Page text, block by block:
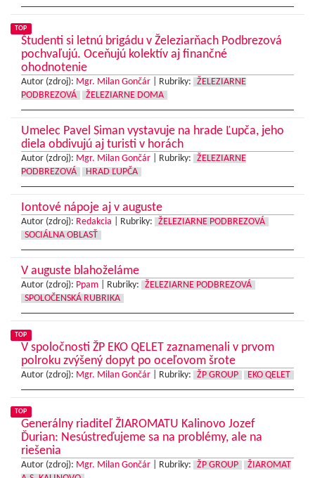
TOP
Študenti si letnú brigádu v Železiarňach Podbrezová
pochvaľujú. Oceňujú kolektív aj finančné
ohodnotenie
Autor (zdroj): Mgr. Milan Gončár Rubriky:
ŽELEZIARNE
PODBREZOVÁ
ŽELEZIARNE DOMA
Umelec Pavel Siman vystavuje na hrade Ľupča, jeho
diela obdivujú aj turisti v horách
Autor (zdroj): Mgr. Milan Gončár Rubriky:
ŽELEZIARNE
PODBREZOVÁ
HRAD ĽUPČA
Iontové nápoje aj v auguste
Autor (zdroj): Redakcia Rubriky:
ŽELEZIARNE PODBREZOVÁ
SOCIÁLNA OBLASŤ
V auguste blahoželáme
Autor (zdroj): Ppam Rubriky:
ŽELEZIARNE PODBREZOVÁ
SPOLOČENSKÁ RUBRIKA
TOP
V spoločnosti ŽP EKO QELET zaznamenali v prvom
polroku zvýšený dopyt po oceľovom šrote
Autor (zdroj): Mgr. Milan Gončár Rubriky: ŽP GROUP EKO QELET
TOP
Generálny riaditeľ ŽIAROMATU Kalinovo Jozef
Ďurian: Nesústreďujeme sa na problémy, ale na
riešenia
Autor (zdroj): Mgr. Milan Gončár Rubriky: ŽP GROUP
ŽIAROMAT